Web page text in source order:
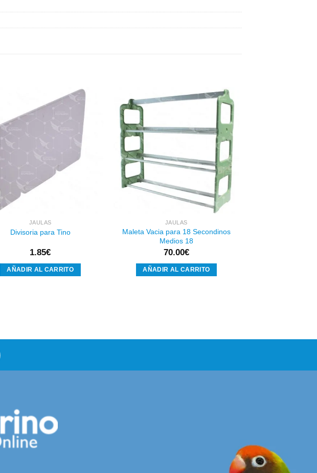
Añadir
a la
deseos
JAULAS
Divisoria para Tino
1.85€
AÑADIR AL CARRITO
Añadir
a la
lista de
deseos
JAULAS
Maleta Vacia para 18 Secondinos
Medios 18
70.00€
AÑADIR AL CARRITO